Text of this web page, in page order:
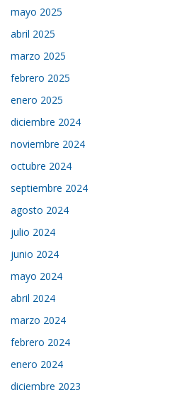
mayo 2025
abril 2025
marzo 2025
febrero 2025
enero 2025
diciembre 2024
noviembre 2024
octubre 2024
septiembre 2024
agosto 2024
julio 2024
junio 2024
mayo 2024
abril 2024
marzo 2024
febrero 2024
enero 2024
diciembre 2023